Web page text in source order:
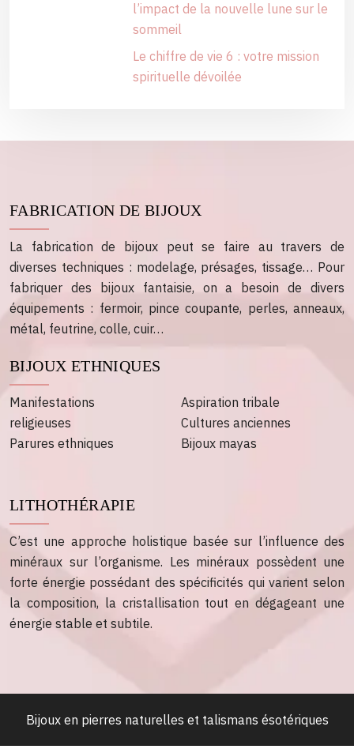
l’impact de la nouvelle lune sur le
sommeil
Le chiffre de vie 6 : votre mission
spirituelle dévoilée
FABRICATION DE BIJOUX
La fabrication de bijoux peut se faire au travers de
diverses techniques : modelage, présages, tissage… Pour
fabriquer des bijoux fantaisie, on a besoin de divers
équipements : fermoir, pince coupante, perles, anneaux,
métal, feutrine, colle, cuir…
BIJOUX ETHNIQUES
Manifestations
religieuses
Parures ethniques
Aspiration tribale
Cultures anciennes
Bijoux mayas
LITHOTHÉRAPIE
C’est une approche holistique basée sur l’influence des
minéraux sur l’organisme. Les minéraux possèdent une
forte énergie possédant des spécificités qui varient selon
la composition, la cristallisation tout en dégageant une
énergie stable et subtile.
Bijoux en pierres naturelles et talismans ésotériques